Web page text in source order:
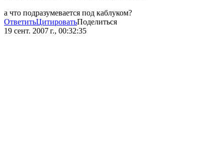
а что подразумевается под каблуком?
ОтветитьЦитироватьПоделиться
19 сент. 2007 г., 00:32:35